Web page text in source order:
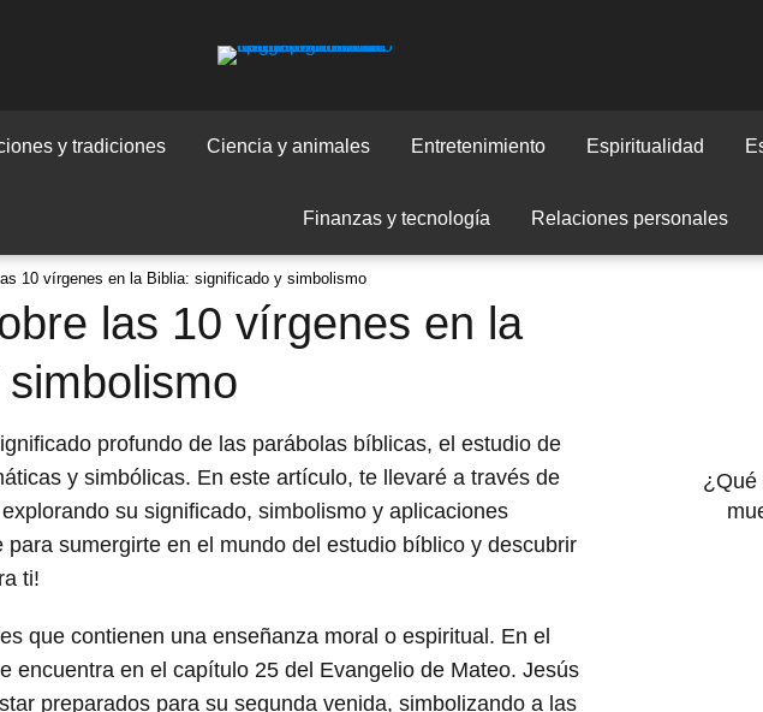
y tradiciones Ciencia y animales Entretenimiento Espiritualidad
Finanzas y tecnología Relaciones personales
10 vírgenes en la Biblia: significado y simbolismo
las 10 vírgenes en la
profundo de las parábolas bíblicas, el estudio de
y simbólicas. En este artículo, te llevaré a través de
su significado, simbolismo y aplicaciones
para sumergirte en el mundo del estudio bíblico y descubrir
ti!
que contienen una enseñanza moral o espiritual. En el
encuentra en el capítulo 25 del Evangelio de Mateo. Jesús
preparados para su segunda venida, simbolizando a las
¿Qué